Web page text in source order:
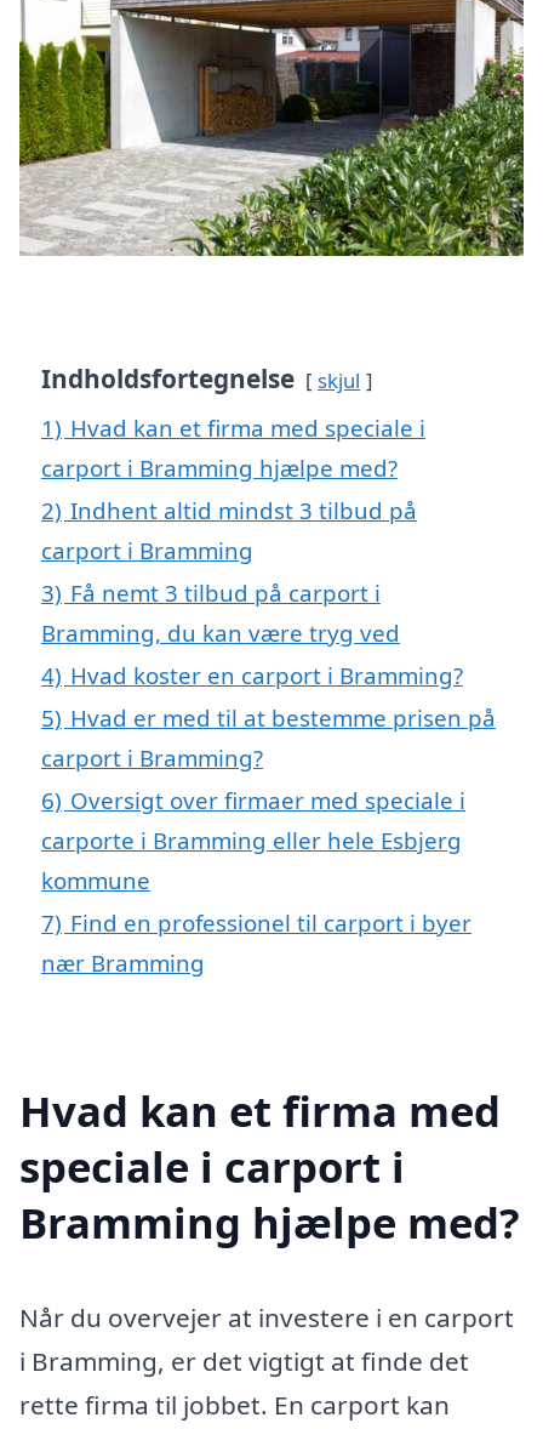
Indholdsfortegnelse skjul
1) Hvad kan et firma med speciale i
carport i Bramming hjælpe med?
2) Indhent altid mindst 3 tilbud på
carport i Bramming
3) Få nemt 3 tilbud på carport i
Bramming, du kan være tryg ved
4) Hvad koster en carport i Bramming?
5) Hvad er med til at bestemme prisen på
carport i Bramming?
6) Oversigt over firmaer med speciale i
carporte i Bramming eller hele Esbjerg
kommune
7) Find en professionel til carport i byer
nær Bramming
Hvad kan et firma med
speciale i carport i
Bramming hjælpe med?
Når du overvejer at investere i en carport
i Bramming, er det vigtigt at finde det
rette firma til jobbet. En carport kan